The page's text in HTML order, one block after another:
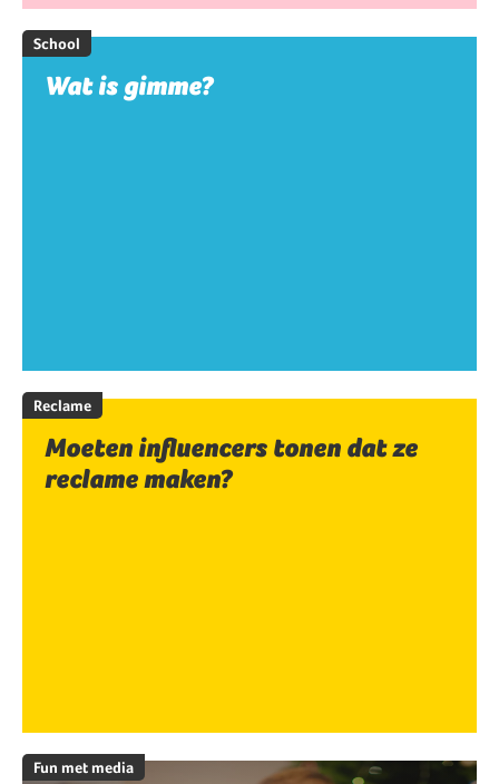
School
Wat is gimme?
Reclame
Moeten influencers tonen dat ze
reclame maken?
Fun met media